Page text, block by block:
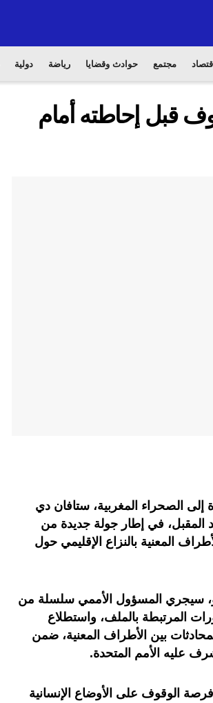
اقتصاد مجتمع حوادث وقضايا رياضة دولية
قبل إحاطته أمام
إلى الصحراء المغربية، ستافان دي
المقبل، في إطار جولة جديدة من
المعنية بالنزاع الإقليمي حول
سيجري المسؤول الأممي سلسلة من
المرتبطة بالملف، واستطلاع
بين الأطراف المعنية، ضمن
عليه الأمم المتحدة.
الوقوف على الأوضاع الإنسانية